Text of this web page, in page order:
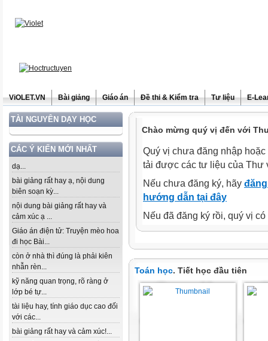
ViOLET.VN Bài giảng Giáo án Đề thi & Kiểm tra Tư liệu E-
TÀI NGUYÊN DẠY HỌC
CÁC Ý KIẾN MỚI NHẤT
dạ...
bài giảng rất hay ạ, nội dung
biên soạn kỳ...
nội dung bài giảng rất hay và
cảm xúc ạ ...
Giáo án điện tử: Truyện mèo hoa
đi học Bài...
còn ở nhà thì đúng là phải kiên
nhẫn rèn...
kỹ năng quan trọng, rõ ràng ở
lớp bé tự...
tài liệu hay, tính giáo dục cao đối
với các...
bài giảng rất hay và cảm xúc!...
Chào mừng quý vị đến với
Quý vị chưa đăng nhập
tải được các tư liệu của Thư
Nếu chưa đăng ký, hãy
hướng dẫn tại đây
Nếu đã đăng ký rồi, quý vị
Toán học. Tiết học đầu tiên